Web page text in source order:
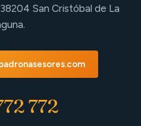
San Cristóbal de La
772